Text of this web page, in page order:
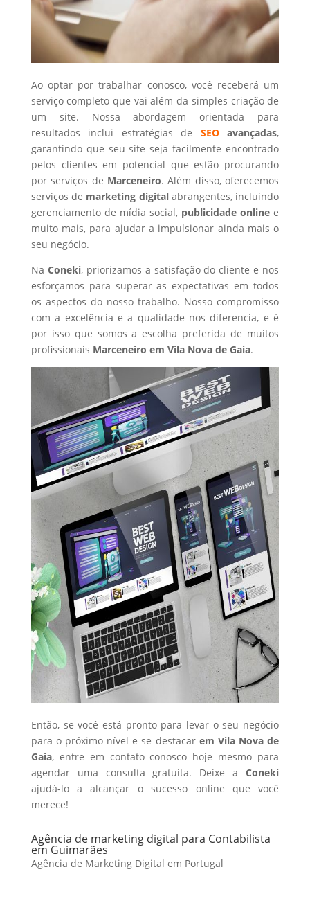
Ao optar por trabalhar conosco, você receberá um
serviço completo que vai além da simples criação de
um site. Nossa abordagem orientada para
resultados inclui estratégias de SEOavançadas,
garantindo que seu site seja facilmente encontrado
pelos clientes em potencial que estão procurando
por serviços de Marceneiro. Além disso, oferecemos
serviços de marketing digital abrangentes, incluindo
gerenciamento de mídia social, publicidade online e
muito mais, para ajudar a impulsionar ainda mais o
seu negócio.
Na Coneki, priorizamos a satisfação do cliente e nos
esforçamos para superar as expectativas em todos
os aspectos do nosso trabalho. Nosso compromisso
com a excelência e a qualidade nos diferencia, e é
por isso que somos a escolha preferida de muitos
profissionais Marceneiro em Vila Nova de Gaia.
Então, se você está pronto para levar o seu negócio
para o próximo nível e se destacar em Vila Nova de
Gaia, entre em contato conosco hoje mesmo para
agendar uma consulta gratuita. Deixe aConeki
ajudá-lo a alcançar o sucesso online que você
merece!
Agência de marketing digital para Contabilista
em Guimarães
Agência de Marketing Digital em Portugal